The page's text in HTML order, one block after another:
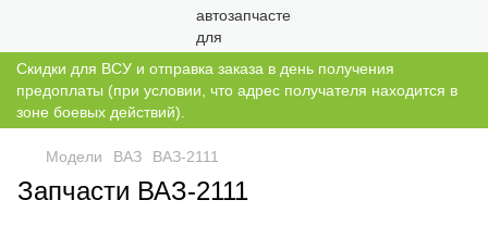
Скидки для ВСУ и отправка заказа в день получения
предоплаты (при условии, что адрес получателя находится в
зоне боевых действий).
Модели ВАЗ ВАЗ-2111
Запчасти ВАЗ-2111